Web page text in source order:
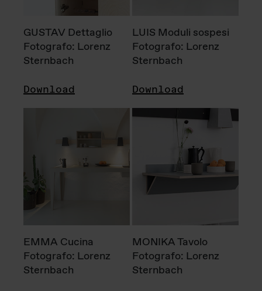
GUSTAV Dettaglio
Fotografo: Lorenz
Sternbach
Download
LUIS Moduli sospesi
Fotografo: Lorenz
Sternbach
Download
EMMA Cucina
Fotografo: Lorenz
Sternbach
MONIKA Tavolo
Fotografo: Lorenz
Sternbach